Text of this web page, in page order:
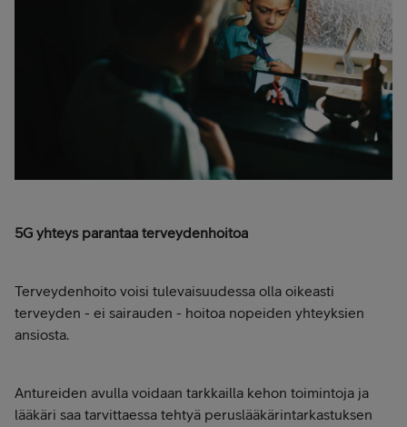
5G yhteys parantaa terveydenhoitoa
Terveydenhoito voisi tulevaisuudessa olla oikeasti
terveyden - ei sairauden - hoitoa nopeiden yhteyksien
ansiosta.
Antureiden avulla voidaan tarkkailla kehon toimintoja ja
lääkäri saa tarvittaessa tehtyä peruslääkärintarkastuksen